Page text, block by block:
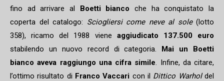
fino ad arrivare al Boetti bianco che ha conquistato la
coperta del catalogo: Sciogliersi come neve al sole(lotto
358), ricamo del 1988 viene aggiudicato 137.500 euro
stabilendo un nuovo record di categoria. Mai un Boetti
bianco aveva raggiungo una cifra simile. Infine, da citare,
l’ottimo risultato di Franco Vaccari con il Dittico Warholdel